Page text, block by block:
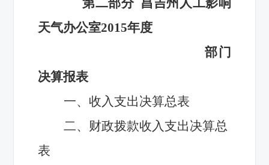
第二部分 昌吉州人工影响
天气办公室2015年度
部门
决算报表
一、收入支出决算总表
二、财政拨款收入支出决算总
表